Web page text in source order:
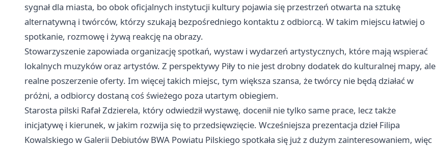
sygnał dla miasta, bo obok oficjalnych instytucji kultury pojawia się przestrzeń otwarta na sztukę
alternatywną i twórców, którzy szukają bezpośredniego kontaktu z odbiorcą. W takim miejscu łatwiej o
spotkanie, rozmowę i żywą reakcję na obrazy.
Stowarzyszenie zapowiada organizację spotkań, wystaw i wydarzeń artystycznych, które mają wspierać
lokalnych muzyków oraz artystów. Z perspektywy Piły to nie jest drobny dodatek do kulturalnej mapy, ale
realne poszerzenie oferty. Im więcej takich miejsc, tym większa szansa, że twórcy nie będą działać w
próżni, a odbiorcy dostaną coś świeżego poza utartym obiegiem.
Starosta pilski Rafał Zdzierela, który odwiedził wystawę, docenił nie tylko same prace, lecz także
inicjatywę i kierunek, w jakim rozwija się to przedsięwzięcie. Wcześniejsza prezentacja dzieł Filipa
Kowalskiego w Galerii Debiutów BWA Powiatu Pilskiego spotkała się już z dużym zainteresowaniem, więc